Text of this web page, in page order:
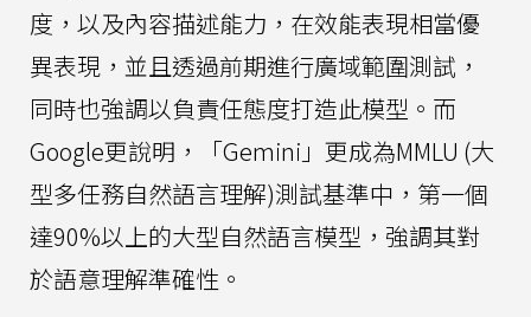
度，以及內容描述能力，在效能表現相當優
異表現，並且透過前期進行廣域範圍測試，
同時也強調以負責任態度打造此模型。而
Google更說明，「Gemini」更成為MMLU (大
型多任務自然語言理解)測試基準中，第一個
達90%以上的大型自然語言模型，強調其對
於語意理解準確性。